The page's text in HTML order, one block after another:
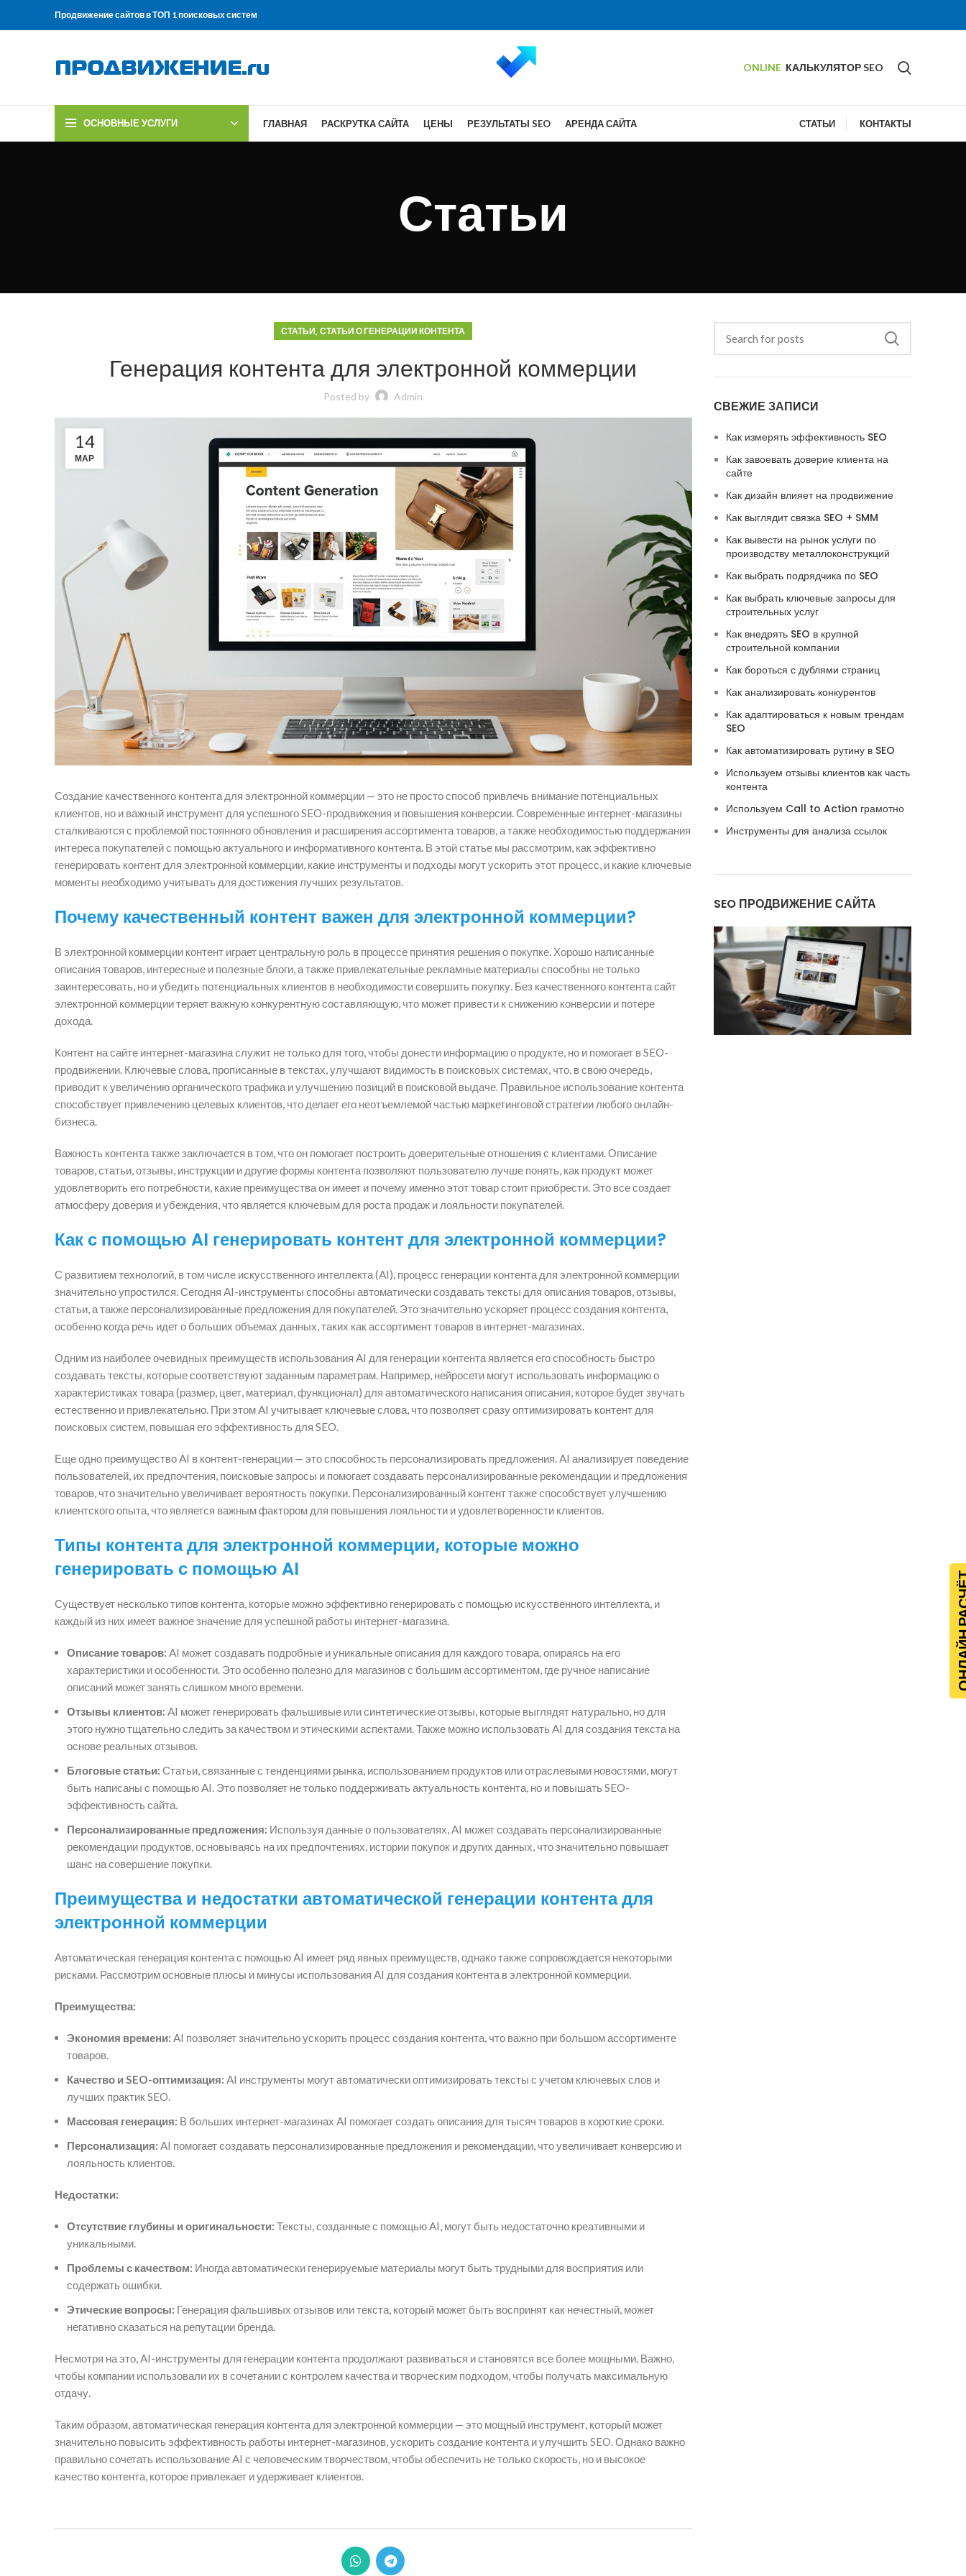
Продвижение сайтов в ТОП 1 поисковых систем
ONLINE КАЛЬКУЛЯТОР SEO
ОСНОВНЫЕ УСЛУГИ ГЛАВНАЯ РАСКРУТКА САЙТА ЦЕНЫ РЕЗУЛЬТАТЫ SEO АРЕНДА САЙТА СТАТЬИ КОНТАКТЫ
Статьи
СТАТЬИ,СТАТЬИ О ГЕНЕРАЦИИ КОНТЕНТА
Генерация контента для электронной коммерции
Posted by Admin
14
МАР
Создание качественного контента для электронной коммерции — это не просто способ привлечь внимание потенциальных
клиентов, но и важный инструмент для успешного SEO-продвижения и повышения конверсии. Современные интернет-магазины
сталкиваются с проблемой постоянного обновления и расширения ассортимента товаров, а также необходимостью поддержания
интереса покупателей с помощью актуального и информативного контента. В этой статье мы рассмотрим, как эффективно
генерировать контент для электронной коммерции, какие инструменты и подходы могут ускорить этот процесс, и какие ключевые
моменты необходимо учитывать для достижения лучших результатов.
Почему качественный контент важен для электронной коммерции?
В электронной коммерции контент играет центральную роль в процессе принятия решения о покупке. Хорошо написанные
описания товаров, интересные и полезные блоги, а также привлекательные рекламные материалы способны не только
заинтересовать, но и убедить потенциальных клиентов в необходимости совершить покупку. Без качественного контента сайт
электронной коммерции теряет важную конкурентную составляющую, что может привести к снижению конверсии и потере
дохода.
Контент на сайте интернет-магазина служит не только для того, чтобы донести информацию о продукте, но и помогает в SEO-
продвижении. Ключевые слова, прописанные в текстах, улучшают видимость в поисковых системах, что, в свою очередь,
приводит к увеличению органического трафика и улучшению позиций в поисковой выдаче. Правильное использование контента
способствует привлечению целевых клиентов, что делает его неотъемлемой частью маркетинговой стратегии любого онлайн-
бизнеса.
Важность контента также заключается в том, что он помогает построить доверительные отношения с клиентами. Описание
товаров, статьи, отзывы, инструкции и другие формы контента позволяют пользователю лучше понять, как продукт может
удовлетворить его потребности, какие преимущества он имеет и почему именно этот товар стоит приобрести. Это все создает
атмосферу доверия и убеждения, что является ключевым для роста продаж и лояльности покупателей.
Как с помощью AI генерировать контент для электронной коммерции?
С развитием технологий, в том числе искусственного интеллекта (AI), процесс генерации контента для электронной коммерции
значительно упростился. Сегодня AI-инструменты способны автоматически создавать тексты для описания товаров, отзывы,
статьи, а также персонализированные предложения для покупателей. Это значительно ускоряет процесс создания контента,
особенно когда речь идет о больших объемах данных, таких как ассортимент товаров в интернет-магазинах.
Одним из наиболее очевидных преимуществ использования AI для генерации контента является его способность быстро
создавать тексты, которые соответствуют заданным параметрам. Например, нейросети могут использовать информацию о
характеристиках товара (размер, цвет, материал, функционал) для автоматического написания описания, которое будет звучать
естественно и привлекательно. При этом AI учитывает ключевые слова, что позволяет сразу оптимизировать контент для
поисковых систем, повышая его эффективность для SEO.
Еще одно преимущество AI в контент-генерации — это способность персонализировать предложения. AI анализирует поведение
пользователей, их предпочтения, поисковые запросы и помогает создавать персонализированные рекомендации и предложения
товаров, что значительно увеличивает вероятность покупки. Персонализированный контент также способствует улучшению
клиентского опыта, что является важным фактором для повышения лояльности и удовлетворенности клиентов.
Типы контента для электронной коммерции, которые можно
генерировать с помощью AI
Существует несколько типов контента, которые можно эффективно генерировать с помощью искусственного интеллекта, и
каждый из них имеет важное значение для успешной работы интернет-магазина.
Описание товаров: AI может создавать подробные и уникальные описания для каждого товара, опираясь на его
характеристики и особенности. Это особенно полезно для магазинов с большим ассортиментом, где ручное написание
описаний может занять слишком много времени.
Отзывы клиентов: AI может генерировать фальшивые или синтетические отзывы, которые выглядят натурально, но для
этого нужно тщательно следить за качеством и этическими аспектами. Также можно использовать AI для создания текста на
основе реальных отзывов.
Блоговые статьи: Статьи, связанные с тенденциями рынка, использованием продуктов или отраслевыми новостями, могут
быть написаны с помощью AI. Это позволяет не только поддерживать актуальность контента, но и повышать SEO-
эффективность сайта.
Персонализированные предложения: Используя данные о пользователях, AI может создавать персонализированные
рекомендации продуктов, основываясь на их предпочтениях, истории покупок и других данных, что значительно повышает
шанс на совершение покупки.
Преимущества и недостатки автоматической генерации контента для
электронной коммерции
Автоматическая генерация контента с помощью AI имеет ряд явных преимуществ, однако также сопровождается некоторыми
рисками. Рассмотрим основные плюсы и минусы использования AI для создания контента в электронной коммерции.
Преимущества:
Экономия времени: AI позволяет значительно ускорить процесс создания контента, что важно при большом ассортименте
товаров.
Качество и SEO-оптимизация: AI инструменты могут автоматически оптимизировать тексты с учетом ключевых слов и
лучших практик SEO.
Массовая генерация: В больших интернет-магазинах AI помогает создать описания для тысяч товаров в короткие сроки.
Персонализация: AI помогает создавать персонализированные предложения и рекомендации, что увеличивает конверсию и
лояльность клиентов.
Недостатки:
Отсутствие глубины и оригинальности: Тексты, созданные с помощью AI, могут быть недостаточно креативными и
уникальными.
Проблемы с качеством: Иногда автоматически генерируемые материалы могут быть трудными для восприятия или
содержать ошибки.
Этические вопросы: Генерация фальшивых отзывов или текста, который может быть воспринят как нечестный, может
негативно сказаться на репутации бренда.
Несмотря на это, AI-инструменты для генерации контента продолжают развиваться и становятся все более мощными. Важно,
чтобы компании использовали их в сочетании с контролем качества и творческим подходом, чтобы получать максимальную
отдачу.
Таким образом, автоматическая генерация контента для электронной коммерции — это мощный инструмент, который может
значительно повысить эффективность работы интернет-магазинов, ускорить создание контента и улучшить SEO. Однако важно
правильно сочетать использование AI с человеческим творчеством, чтобы обеспечить не только скорость, но и высокое
качество контента, которое привлекает и удерживает клиентов.
СВЕЖИЕ ЗАПИСИ
Как измерять эффективность SEO
Как завоевать доверие клиента на
сайте
Как дизайн влияет на продвижение
Как выглядит связка SEO + SMM
Как вывести на рынок услуги по
производству металлоконструкций
Как выбрать подрядчика по SEO
Как выбрать ключевые запросы для
строительных услуг
Как внедрять SEO в крупной
строительной компании
Как бороться с дублями страниц
Как анализировать конкурентов
Как адаптироваться к новым трендам
SEO
Как автоматизировать рутину в SEO
Используем отзывы клиентов как часть
контента
Используем Call to Action грамотно
Инструменты для анализа ссылок
SEO ПРОДВИЖЕНИЕ САЙТА